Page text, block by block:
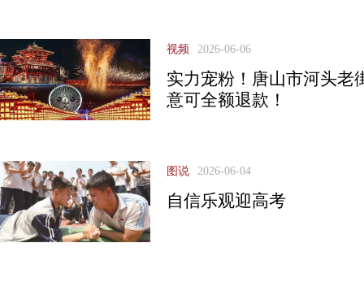
视频 2026-06-06
实力宠粉！唐山市河头老
意可全额退款！
图说 2026-06-04
自信乐观迎高考